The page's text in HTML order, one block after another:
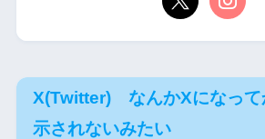
X(Twitter) なんかXになって
示されないみたい